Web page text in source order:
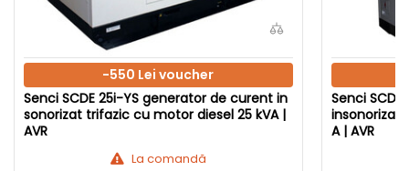
-550 Lei voucher
Senci SCDE 25i-YS generator de curent in
sonorizat trifazic cu motor diesel 25 kVA |
AVR
La comandă
Senci
insonorizat
A | AVR